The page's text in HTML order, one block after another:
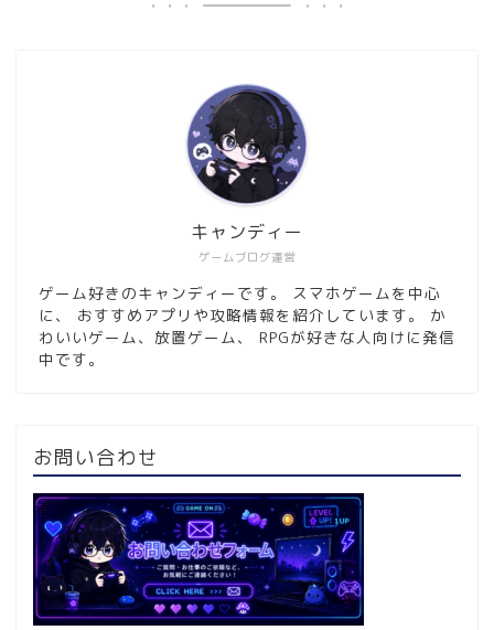
ゲームブログ運営
キャンディー
ゲーム好きのキャンディーです。 スマホゲームを中心
に、 おすすめアプリや攻略情報を紹介しています。 か
わいいゲーム、放置ゲーム、 RPGが好きな人向けに発信
中です。
お問い合わせ